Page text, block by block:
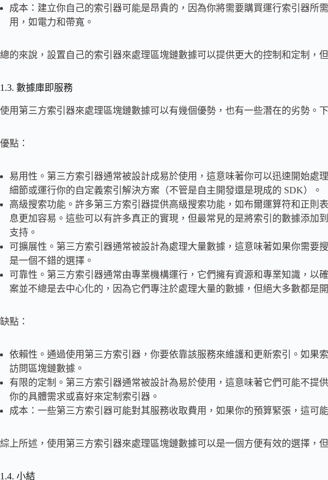
成本：建立你自己的索引器可能是昂貴的，因為你將需要購買運行索引器所
用，如電力和帶寬。
總的來說，設置自己的索引器來處理區塊鏈數據可以提供更大的控制和定制，
1.3. 數據庫即服務
使用第三方索引器來處理區塊鏈數據可以有幾個優勢，也有一些潛在的劣勢。
優點：
易用性。第三方索引器通常被設計成易於使用，這意味著你可以迅速開始處
細節或運行你的自定義索引解決方案（不管是自主開發還是現成的 SDK）。
高級搜索功能。許多第三方索引器提供高級搜索功能，如布爾運算符和正則
息更加容易。這些可以有許多真正的實現，但最常見的是將索引的數據添加
支持。
可擴展性。第三方索引器通常被設計為處理大量數據，這意味著如果你需要
是一個不錯的選擇。
可靠性。第三方索引器通常由專業機構運行，它們擁有資源和專業知識，以
案並不總是去中心化的，因為它們專注於處理大量的數據，但絕大多數都是
缺點：
依賴性。通過使用第三方索引器，你要依靠該服務來維護和更新索引。如果
訪問區塊鏈數據。
有限的定制。第三方索引器通常被設計為易於使用，這意味著它們可能不提
你的具體需求或喜好來定制索引器。
成本：一些第三方索引器可能對其服務收取費用，如果你的預算緊張，這可
綜上所述，使用第三方索引器來處理區塊鏈數據可以是一個方便有效的選擇，
1.4. 小結